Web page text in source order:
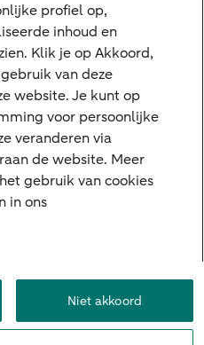
Cookie-instellingen
profiel op,
inhoud en
Klik je op Akkoord,
van deze
website. Je kunt op
voor persoonlijke
veranderen via
de website. Meer
gebruik van cookies
in ons
Niet akkoord